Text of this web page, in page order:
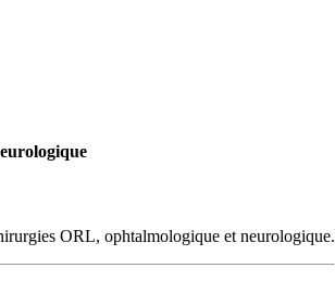
ORL, ophtalmologique et neurologique.